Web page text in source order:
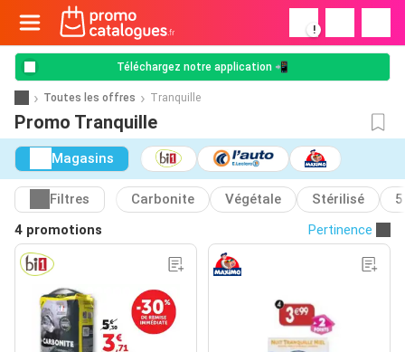
!
Téléchargez notre application 📲
Toutes les offres Tranquille
Promo Tranquille
Magasins
Filtres Carbonite Végétale Stérilisé
4 promotions
Pertinence